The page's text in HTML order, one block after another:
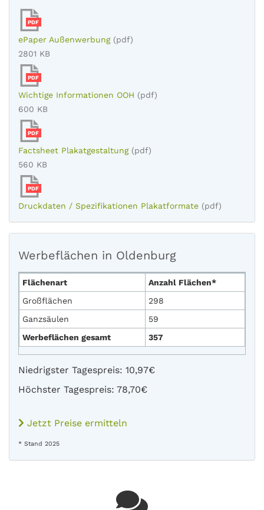
PDF
ePaper Außenwerbung (pdf)
2801 KB
PDF
Wichtige Informationen OOH (pdf)
600 KB
PDF
Factsheet Plakatgestaltung (pdf)
560 KB
PDF
Druckdaten / Spezifikationen Plakatformate (pdf)
Werbeflächen in Oldenburg
Flächenart
Anzahl Flächen*
Großflächen
298
Ganzsäulen
59
Werbeflächen gesamt
357
Niedrigster Tagespreis: 10,97€
Höchster Tagespreis: 78,70€
Jetzt Preise ermitteln
* Stand 2025